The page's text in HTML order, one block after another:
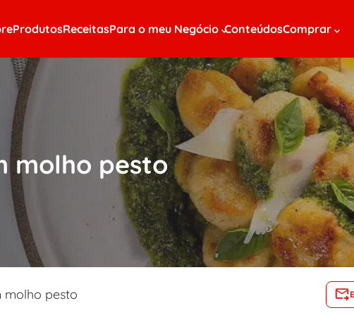
ProdutosReceitasPara o meu Negócio ConteúdosComprar
molho pesto
molho pesto